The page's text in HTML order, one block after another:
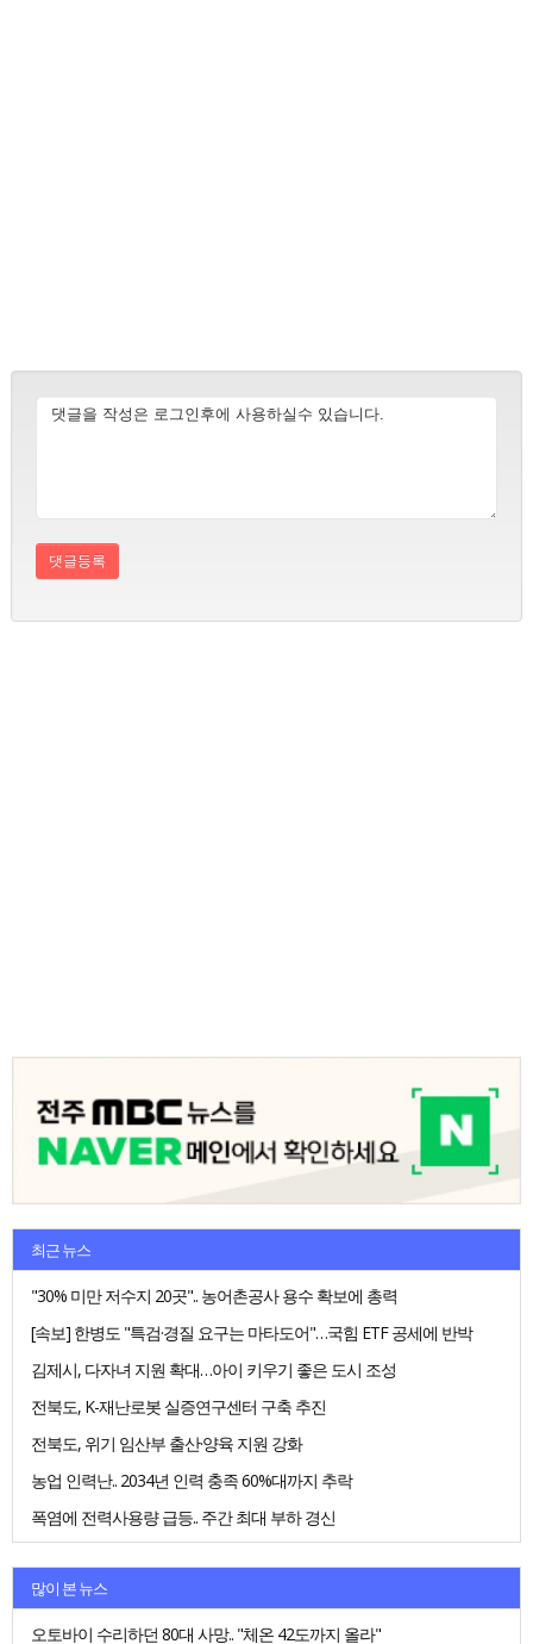
최근 뉴스
"30% 미만 저수지 20곳".. 농어촌공사 용수 확보에 총력
[속보] 한병도 "특검·경질 요구는 마타도어"…국힘 ETF 공세에 반박
김제시, 다자녀 지원 확대…아이 키우기 좋은 도시 조성
전북도, K-재난로봇 실증연구센터 구축 추진
전북도, 위기 임산부 출산·양육 지원 강화
농업 인력난.. 2034년 인력 충족 60%대까지 추락
폭염에 전력사용량 급등.. 주간 최대 부하 경신
많이 본 뉴스
오토바이 수리하던 80대 사망.. "체온 42도까지 올라"